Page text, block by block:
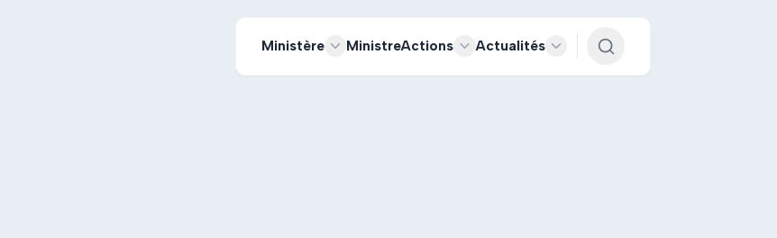
Ministère MinistreActions Actualités